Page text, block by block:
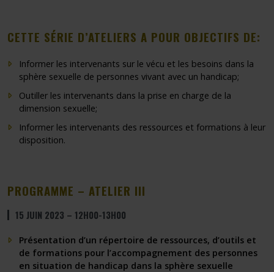
CETTE SÉRIE D’ATELIERS A POUR OBJECTIFS DE:
Informer les intervenants sur le vécu et les besoins dans la
sphère sexuelle de personnes vivant avec un handicap;
Outiller les intervenants dans la prise en charge de la
dimension sexuelle;
Informer les intervenants des ressources et formations à leur
disposition.
PROGRAMME – ATELIER III
15 JUIN 2023 – 12H00-13H00
Présentation d’un répertoire de ressources, d’outils et
de formations pour l’accompagnement des personnes
en situation de handicap dans la sphère sexuelle